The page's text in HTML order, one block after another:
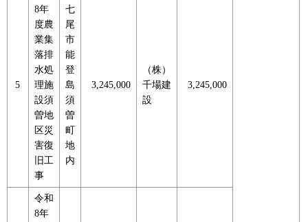
5
8年
度農
業集
落排
水処
理施
設須
曽地
区災
害復
旧工
事
七
尾
市
能
登
島
須
曽
町
地
内
3,245,000
（株）
千場建
設
3,245,000
令和
8年